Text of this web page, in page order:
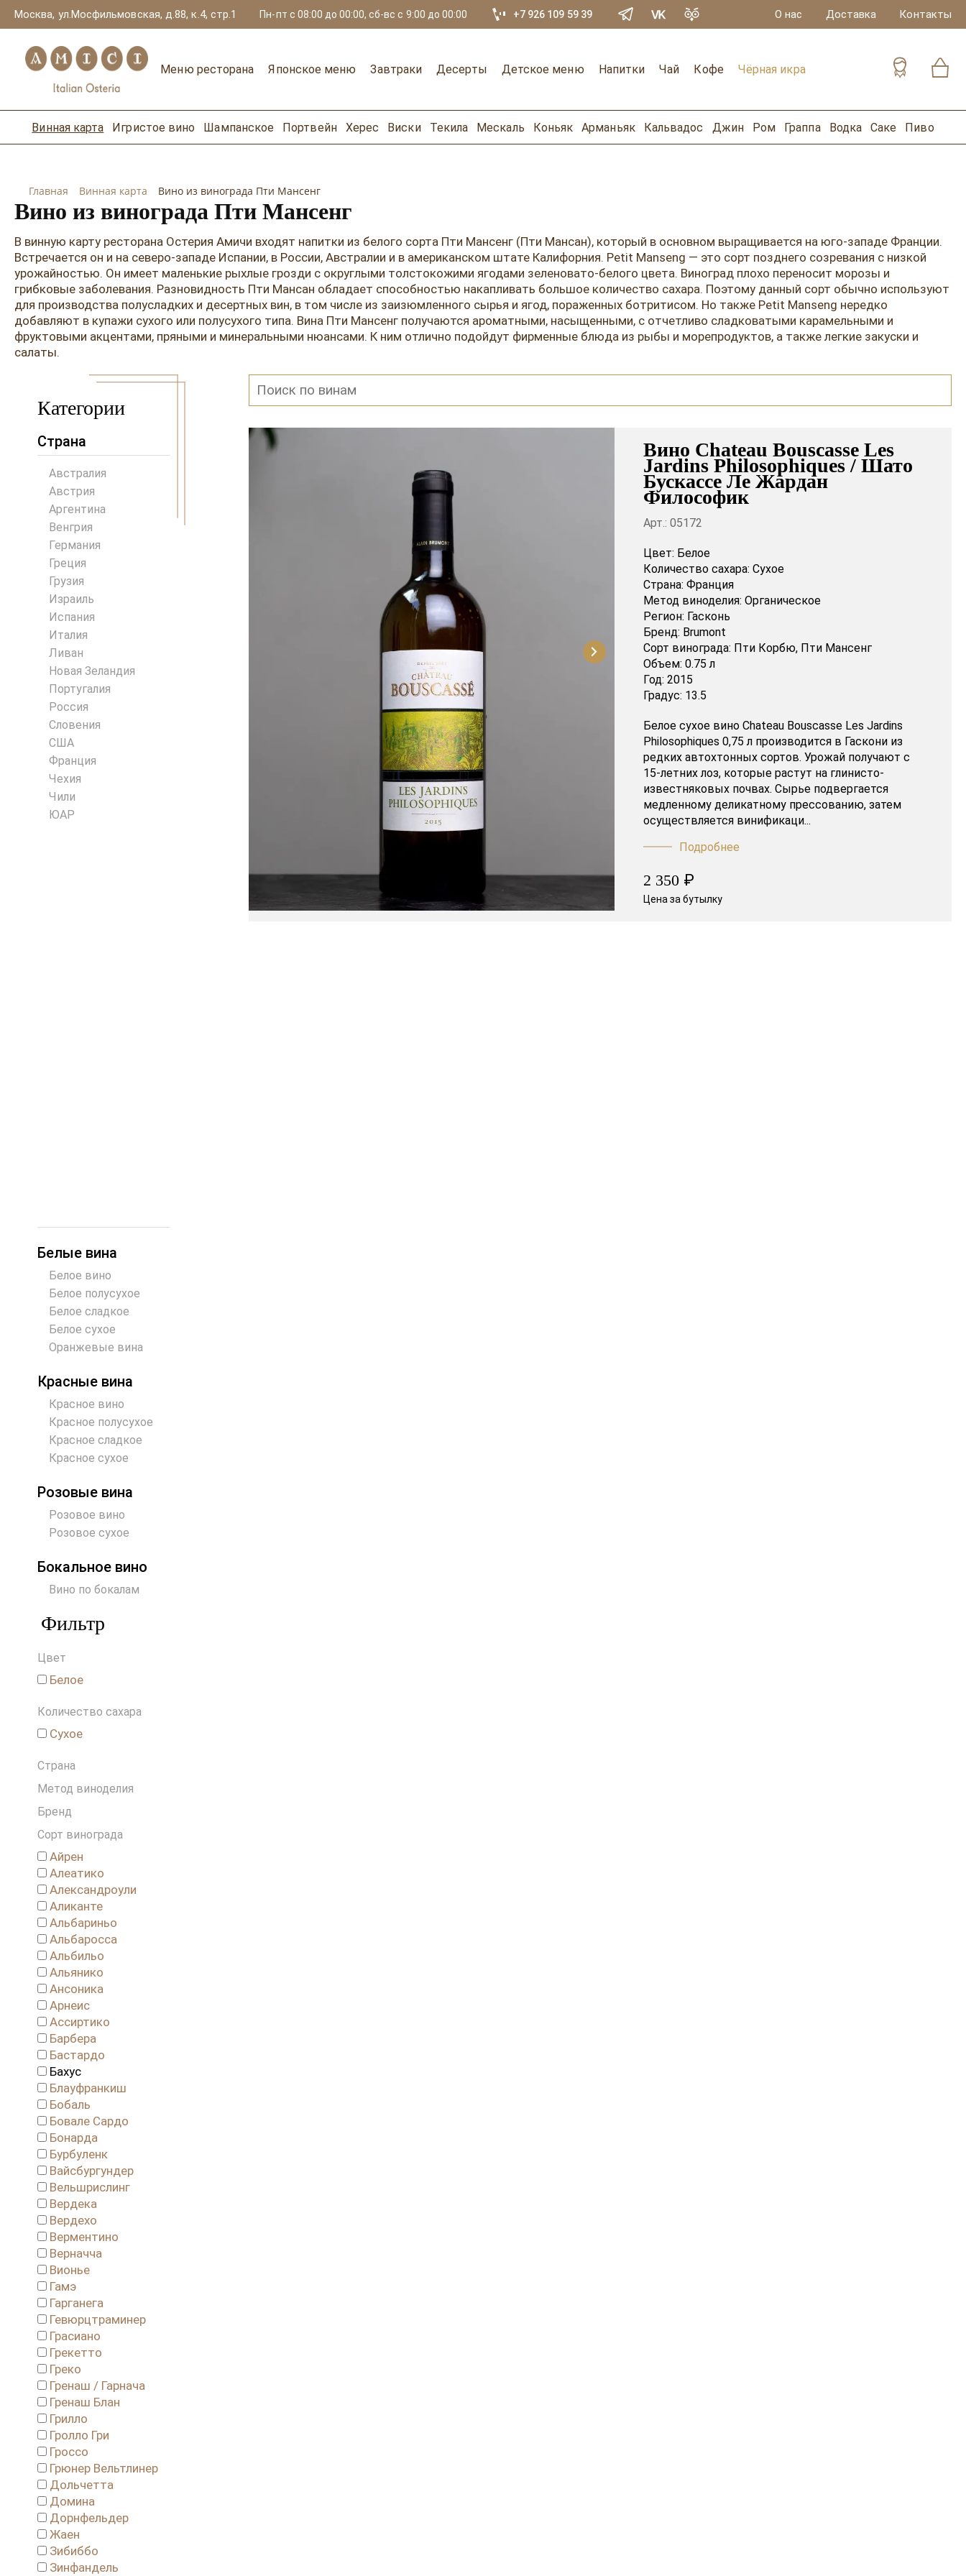
Москва, ул.Мосфильмовская, д.88, к.4, стр.1 Пн-пт с 08:00 до 00:00, сб-вс с 9:00 до 00:00 +7 926 109 59 39 О нас Доставка Контакты
Меню ресторана Японское меню Завтраки Десерты Детское меню Напитки Чай Кофе Чёрная икра
Винная карта Игристое вино Шампанское Портвейн Херес Виски Текила Мескаль Коньяк Арманьяк Кальвадос Джин Ром Граппа Водка Саке Пиво
Главная Винная карта Вино из винограда Пти Мансенг
Вино из винограда Пти Мансенг
В винную карту ресторана Остерия Амичи входят напитки из белого сорта Пти Мансенг (Пти Мансан), который в основном выращивается на юго-западе Франции.
Встречается он и на северо-западе Испании, в России, Австралии и в американском штате Калифорния. Petit Manseng — это сорт позднего созревания с низкой
урожайностью. Он имеет маленькие рыхлые грозди с округлыми толстокожими ягодами зеленовато-белого цвета. Виноград плохо переносит морозы и
грибковые заболевания. Разновидность Пти Мансан обладает способностью накапливать большое количество сахара. Поэтому данный сорт обычно используют
для производства полусладких и десертных вин, в том числе из заизюмленного сырья и ягод, пораженных ботритисом. Но также Petit Manseng нередко
добавляют в купажи сухого или полусухого типа. Вина Пти Мансенг получаются ароматными, насыщенными, с отчетливо сладковатыми карамельными и
фруктовыми акцентами, пряными и минеральными нюансами. К ним отлично подойдут фирменные блюда из рыбы и морепродуктов, а также легкие закуски и
салаты.
Категории
Страна
Австралия
Австрия
Аргентина
Венгрия
Германия
Греция
Грузия
Израиль
Испания
Италия
Ливан
Новая Зеландия
Португалия
Россия
Словения
США
Франция
Чехия
Чили
ЮАР
Белые вина
Белое вино
Белое полусухое
Белое сладкое
Белое сухое
Оранжевые вина
Красные вина
Красное вино
Красное полусухое
Красное сладкое
Красное сухое
Розовые вина
Розовое вино
Розовое сухое
Бокальное вино
Вино по бокалам
Фильтр
Цвет
Белое
Количество сахара
Сухое
Страна
Метод виноделия
Бренд
Сорт винограда
Айрен
Алеатико
Александроули
Аликанте
Альбариньо
Альбаросса
Альбильо
Альянико
Ансоника
Арнеис
Ассиртико
Барбера
Бастардо
Бахус
Блауфранкиш
Бобаль
Бовале Сардо
Бонарда
Бурбуленк
Вайсбургундер
Вельшрислинг
Вердека
Вердехо
Верментино
Верначча
Вионье
Гамэ
Гарганега
Гевюрцтраминер
Грасиано
Грекетто
Греко
Гренаш / Гарнача
Гренаш Блан
Грилло
Гролло Гри
Гроссо
Грюнер Вельтлинер
Дольчетта
Домина
Дорнфельдер
Жаен
Зибиббо
Зинфандель
Вино Chateau Bouscasse Les
Jardins Philosophiques / Шато
Бускассе Ле Жардан
Философик
Арт.: 05172
Цвет: Белое
Количество сахара: Сухое
Страна: Франция
Метод виноделия: Органическое
Регион: Гасконь
Бренд: Brumont
Сорт винограда: Пти Корбю, Пти Мансенг
Объем: 0.75 л
Год: 2015
Градус: 13.5
Белое сухое вино Chateau Bouscasse Les Jardins
Philosophiques 0,75 л производится в Гаскони из
редких автохтонных сортов. Урожай получают с
15-летних лоз, которые растут на глинисто-
известняковых почвах. Сырье подвергается
медленному деликатному прессованию, затем
осуществляется винификаци...
Подробнее
2 350 ₽
Цена за бутылку